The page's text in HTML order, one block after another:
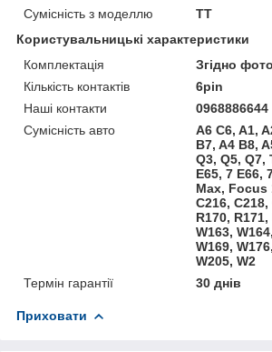
Сумісність з моделлю
TT
Користувальницькі характеристики
Комплектація
Згідно фото
Кількість контактів
6pin
Наші контакти
0968886644
Сумісність авто
A6 C6, A1,
B7, A4 B8,
Q3, Q5, Q7,
E65, 7 E66,
Max, Focus
C216,
R170,
W163,
W169,
W205, W2
Термін гарантії
30 днів
Приховати